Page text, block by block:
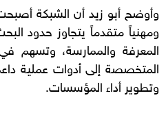
وأوضح أبو زيد أن الشبكة
ومهنياً متقدماً يتجاوز حدود
المعرفة والممارسة، وتسهم
المتخصصة إلى أدوات عملية
وتطوير أداء المؤسسات.